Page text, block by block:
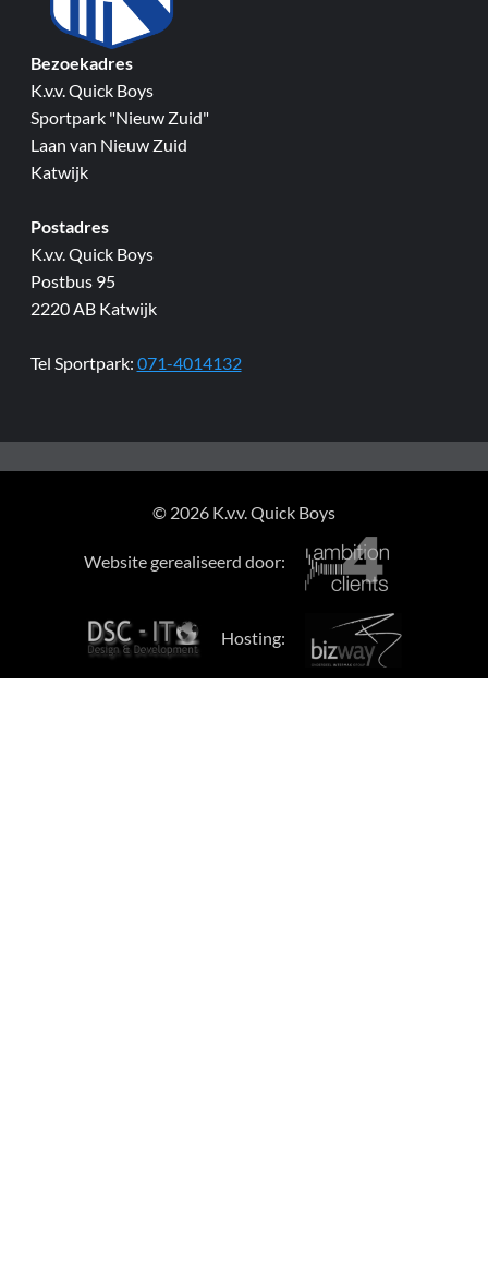
Bezoekadres
K.v.v. Quick Boys
Sportpark "Nieuw Zuid"
Laan van Nieuw Zuid
Katwijk
Postadres
K.v.v. Quick Boys
Postbus 95
2220 AB Katwijk
Tel Sportpark: 071-4014132
© 2026 K.v.v. Quick Boys
Website gerealiseerd door:
Hosting: